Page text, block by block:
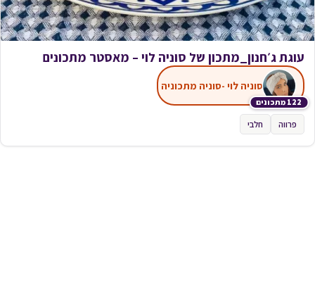
עוגת ג׳חנון_מתכון של סוניה לוי – מאסטר מתכונים
122 מתכונים
סוניה לוי -סוניה מתכוניה
פרווה חלבי